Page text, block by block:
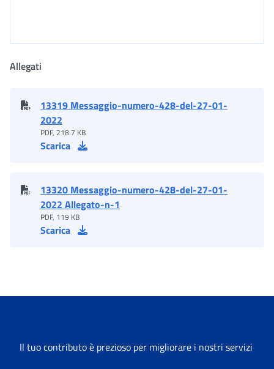
Allegati
13319 Messaggio-numero-428-del-27-01-
2022
PDF, 218.7 KB
Scarica
13320 Messaggio-numero-428-del-27-01-
2022 Allegato-n-1
PDF, 119 KB
Scarica
Il tuo contributo è prezioso per migliorare i nostri servizi